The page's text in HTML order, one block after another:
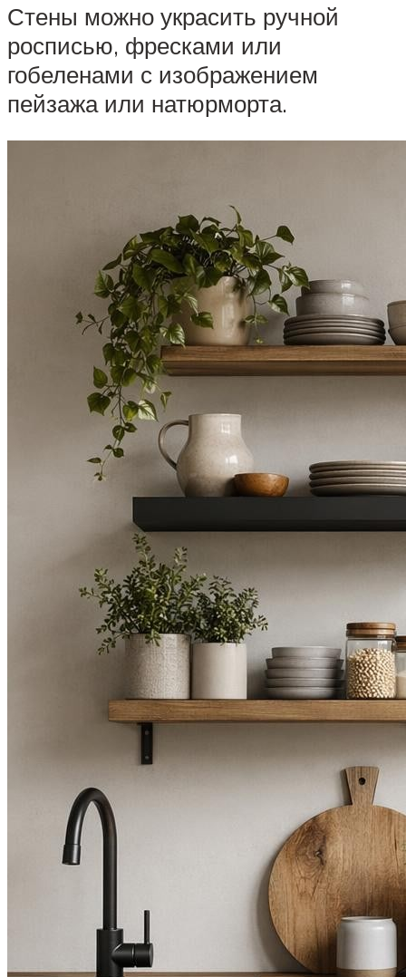
Стены можно украсить ручной
росписью, фресками или
гобеленами с изображением
пейзажа или натюрморта.